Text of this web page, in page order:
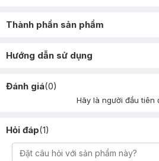
Thành phần sản phẩm
Hướng dẫn sử dụng
Đánh giá(0)
Hãy là người đầu tiên
Hỏi đáp(1)